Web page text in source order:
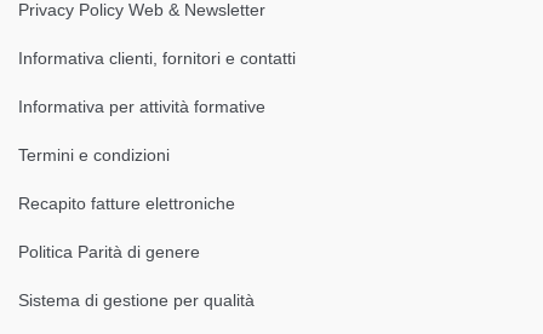
Privacy Policy Web & Newsletter
Informativa clienti, fornitori e contatti
Informativa per attività formative
Termini e condizioni
Recapito fatture elettroniche
Politica Parità di genere
Sistema di gestione per qualità